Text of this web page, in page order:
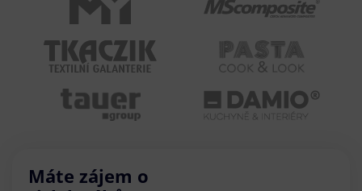
Máte zájem o